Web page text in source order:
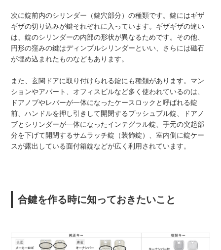
次に錠前内のシリンダー（鍵穴部分）の種類です。鍵にはギザ
ギザの切り込みが鍵それぞれに入っています。ギザギザの違い
は、錠のシリンダーの内部の形状が異なるためです。その他、
円形の窪みの鍵はディンプルシリンダーといい、さらには磁石
が埋め込まれたものなどもあります。
また、玄関ドアに取り付けられる錠にも種類があります。マン
ションやアパート、オフィスビルなど多く使われているのは、
ドアノブやレバーが一体になったケースロックと呼ばれる錠
前、ハンドルを押し引きして開閉するプッシュプル錠、ドアノ
ブとシリンダーが一体になったインテグラル錠、手元の突起部
分を下げて開閉するサムラッチ錠（装飾錠）、室内側に錠ケー
スが露出している面付箱錠などが広く利用されています。
合鍵を作る時に知っておきたいこと